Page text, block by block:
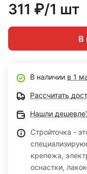
311 ₽/1 шт
В
В наличии в 1
Рассчитать
Нашли
Стройточка -
крепежа,
оснастки,